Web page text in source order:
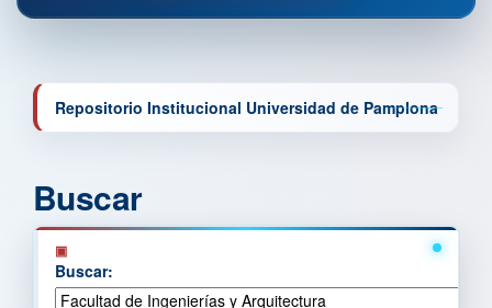
Repositorio Institucional Universidad de Pamplona
Buscar
Buscar: